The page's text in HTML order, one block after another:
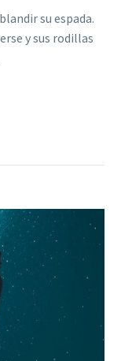
su espada.
y sus rodillas